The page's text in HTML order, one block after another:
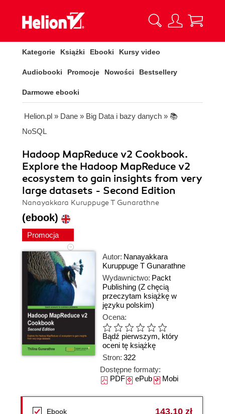
Kategorie Książki Ebooki Kursy video
Audiobooki Promocje Nowości Bestsellery
Darmowe ebooki
Helion.pl » Dane » Big Data i bazy danych » 📚
NoSQL
Hadoop MapReduce v2 Cookbook.
Explore the Hadoop MapReduce v2
ecosystem to gain insights from very
large datasets - Second Edition
Nanayakkara Kuruppuge T Gunarathne
(ebook)
Promocja
Autor: Nanayakkara
Kuruppuge T Gunarathne
Wydawnictwo: Packt
Publishing (Z chęcią
przeczytam książkę w
języku polskim)
Ocena:
Bądź pierwszym, który
oceni tę książkę
Stron: 322
Dostępne formaty:
PDFePubMobi
Ebook 143,10 zł